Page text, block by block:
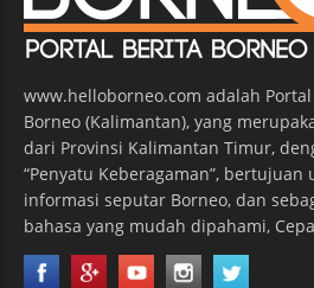
www.helloborneo.com adalah
Borneo (Kalimantan), yang
dari Provinsi Kalimantan Timur,
“Penyatu Keberagaman”,
informasi seputar Borneo, dan
bahasa yang mudah dipahami,